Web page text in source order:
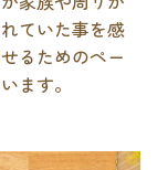
ていた事を感
るためのペー
ます。